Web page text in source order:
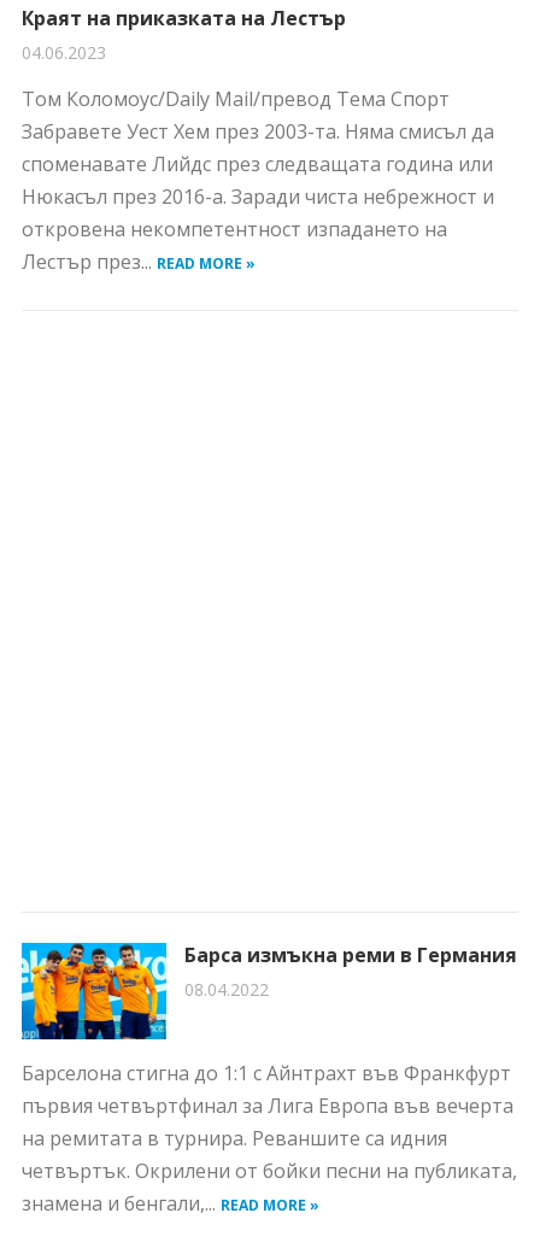
Краят на приказката на Лестър
04.06.2023
Том Коломоус/Daily Mail/превод Тема Спорт
Забравете Уест Хем през 2003-та. Няма смисъл да
споменавате Лийдс през следващата година или
Нюкасъл през 2016-а. Заради чиста небрежност и
откровена некомпетентност изпадането на
Лестър през... READ MORE »
Барса измъкна реми в Германия
08.04.2022
Барселона стигна до 1:1 с Айнтрахт във Франкфурт
първия четвъртфинал за Лига Европа във вечерта
на ремитата в турнира. Реваншите са идния
четвъртък. Окрилени от бойки песни на публиката,
знамена и бенгали,... READ MORE »